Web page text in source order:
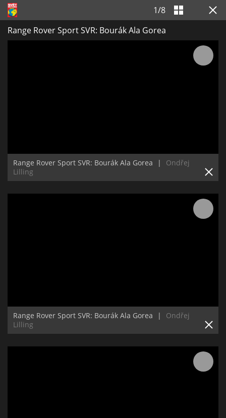
1/8
Range Rover Sport SVR: Bourák Ala Gorea
Range Rover Sport SVR: Bourák Ala Gorea |
Ondřej
Lilling
Range Rover Sport SVR: Bourák Ala Gorea |
Ondřej
Lilling